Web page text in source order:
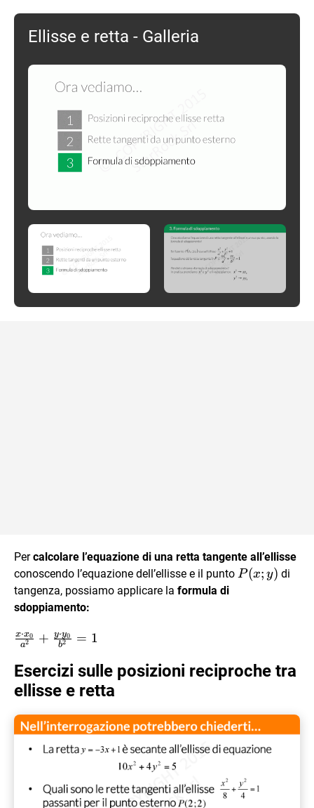
Ellisse e retta - Galleria
Percalcolare l’equazione di una retta tangente all’ellisse
conoscendo l’equazione dell’ellisse e il punto P(x;y)
P(x; y) di
tangenza, possiamo applicare la formula di
sdoppiamento:
\frac{x
x_0}
{a^2}+
\cdot
y_0}
{b^2}=1
a2
x⋅x0 + b2
y⋅y0 = 1
Esercizi sulle posizioni reciproche tra
ellisse e retta